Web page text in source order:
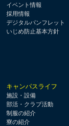
イベント情報
採用情報
デジタルパンフレット
いじめ防止基本方針
キャンパスライフ
施設・設備
部活・クラブ活動
制服の紹介
寮の紹介